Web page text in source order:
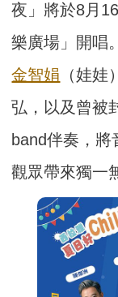
夜」將於8月
樂廣場」開唱
金智娟 （娃娃
弘，以及曾被
band伴奏，
觀眾帶來獨一